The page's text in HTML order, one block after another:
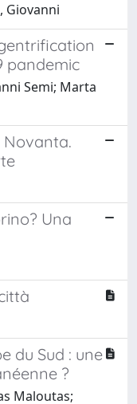
Giovanni
pandemic
Semi; Marta
Novanta.
Una
du Sud : une
?
Maloutas;